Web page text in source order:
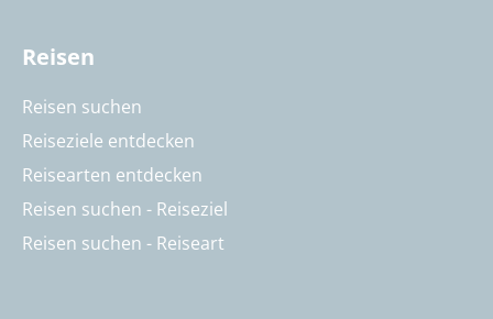
Reisen
Reisen suchen
Reiseziele entdecken
Reisearten entdecken
Reisen suchen - Reiseziel
Reisen suchen - Reiseart